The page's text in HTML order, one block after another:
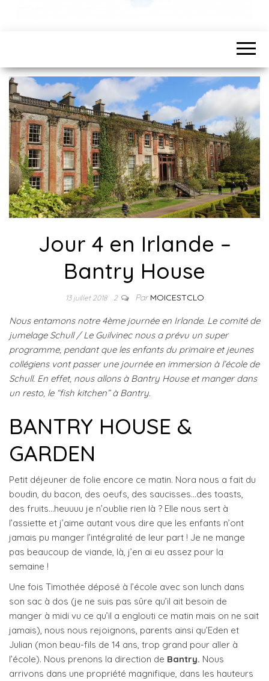
Jour 4 en Irlande –
Bantry House
13 juillet 2018 2 ParMOICESTCLO
Nous entamons notre 4ème journée en Irlande. Le comité de
jumelage Schull / Le Guilvinec nous a prévu un super
programme, pendant que les enfants du primaire et jeunes
collégiens vont passer une journée en immersion à l’école de
Schull. En effet, nous allons à Bantry House et manger dans
un resto, le “fish kitchen” à Bantry.
BANTRY HOUSE &
GARDEN
Petit déjeuner de folie encore ce matin. Nora nous a fait du
boudin, du bacon, des oeufs, des saucisses…des toasts,
des fruits…heuuuu je n’oublie rien là ? Elle nous sert à
l’assiette et j’aime autant vous dire que les enfants n’ont
jamais pu manger l’intégralité de leur part ! Je ne mange
pas beaucoup de viande, là, j’en ai eu assez pour la
semaine !
Une fois Timothée déposé à l’école avec son lunch dans
son sac à dos (je ne suis pas sûre qu’il ait besoin de
manger à midi vu ce qu’il a englouti ce matin mais on ne sait
jamais), nous nous rejoignons, parents ainsi qu’Eden et
Julian (mon beau-fils de 14 ans, trop grand pour aller à
l’école). Nous prenons la direction de Bantry. Nous
arrivons dans une propriété magnifique, dans les hauteurs